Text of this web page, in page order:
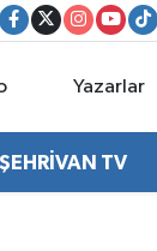
Yazarlar
ŞEHRİVAN TV